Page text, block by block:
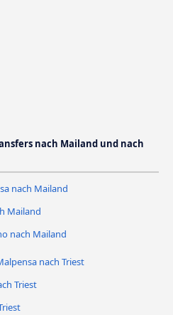
nach Mailand und nach
nach Mailand
Mailand
nach Mailand
nach Triest
Triest